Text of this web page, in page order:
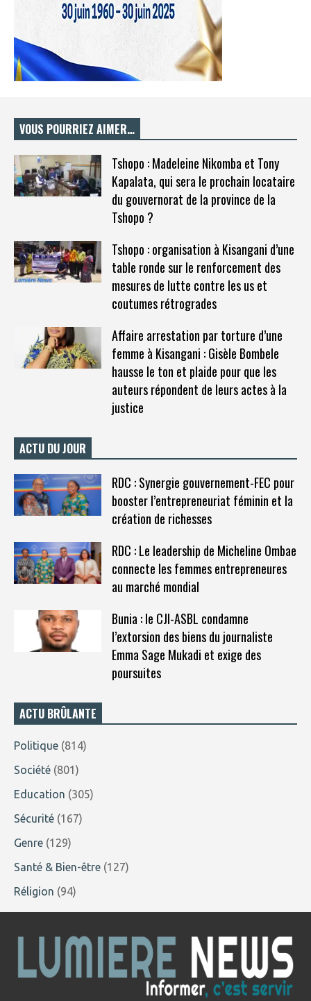
VOUS POURRIEZ AIMER…
Tshopo : Madeleine Nikomba et Tony
Kapalata, qui sera le prochain locataire
du gouvernorat de la province de la
Tshopo ?
Tshopo : organisation à Kisangani d’une
table ronde sur le renforcement des
mesures de lutte contre les us et
coutumes rétrogrades
Affaire arrestation par torture d’une
femme à Kisangani : Gisèle Bombele
hausse le ton et plaide pour que les
auteurs répondent de leurs actes à la
justice
ACTU DU JOUR
RDC : Synergie gouvernement-FEC pour
booster l’entrepreneuriat féminin et la
création de richesses
RDC : Le leadership de Micheline Ombae
connecte les femmes entrepreneures
au marché mondial
Bunia : le CJI-ASBL condamne
l’extorsion des biens du journaliste
Emma Sage Mukadi et exige des
poursuites
ACTU BRÛLANTE
Politique (814)
Société (801)
Education (305)
Sécurité (167)
Genre (129)
Santé & Bien-être (127)
Réligion (94)